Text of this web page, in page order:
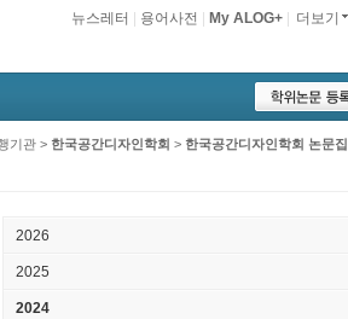
더보기
My ALOG+
용어사전
뉴스레터
기관 > 한국공간디자인학회 > 한국공간디자인학회 논문집
2026
2025
2024